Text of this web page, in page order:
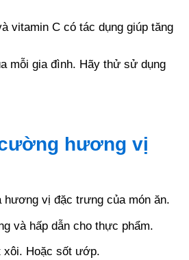
vitamin C có tác dụng giúp tăng
mỗi gia đình. Hãy thử sử dụng
hương vị
vị đặc trưng của món ăn.
và hấp dẫn cho thực phẩm.
xôi. Hoặc sốt ướp.